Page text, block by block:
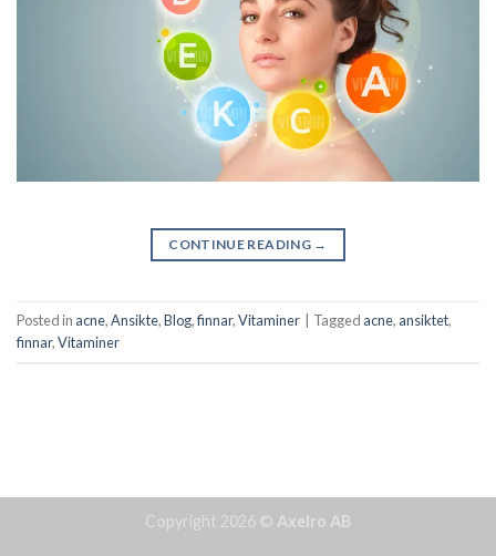
CONTINUE READING →
Posted in acne,Ansikte,Blog,finnar,Vitaminer Tagged acne, ansiktet,
finnar,Vitaminer
Copyright 2026 © Axelro AB